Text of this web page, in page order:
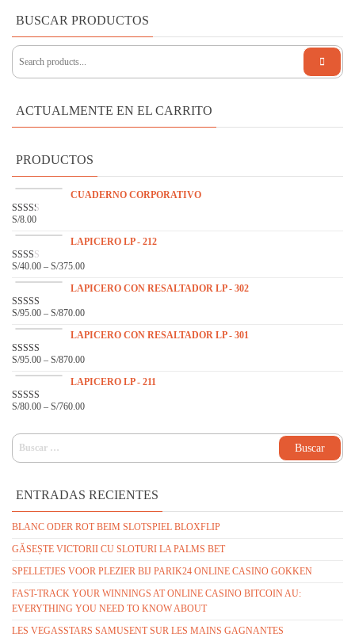
BUSCAR PRODUCTOS
ACTUALMENTE EN EL CARRITO
PRODUCTOS
CUADERNO CORPORATIVO
VAL
EN
2.31
DE 5
S/8.00
LAPICERO LP - 212
VAL
EN
2.14
DE 5
S/40.00 – S/375.00
LAPICERO CON RESALTADOR LP - 302
VALOR
DE 5
S/95.00 – S/870.00
LAPICERO CON RESALTADOR LP - 301
VALO
3.00
DE 5
S/95.00 – S/870.00
LAPICERO LP - 211
VALOR
DE 5
S/80.00 – S/760.00
BUSCAR:
ENTRADAS RECIENTES
BLANC ODER ROT BEIM SLOTSPIEL BLOXFLIP
GĂSEȘTE VICTORII CU SLOTURI LA PALMS BET
SPELLETJES VOOR PLEZIER BIJ PARIK24 ONLINE CASINO GOKKEN
FAST-TRACK YOUR WINNINGS AT ONLINE CASINO BITCOIN AU:
EVERYTHING YOU NEED TO KNOW ABOUT
LES VEGASSTARS SAMUSENT SUR LES MAINS GAGNANTES